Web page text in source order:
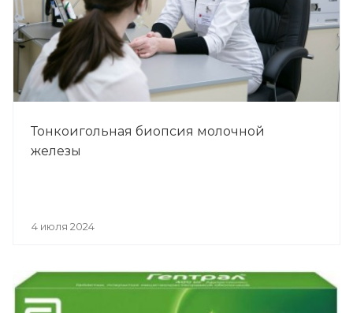
Тонкоигольная биопсия молочной
железы
4 июля 2024